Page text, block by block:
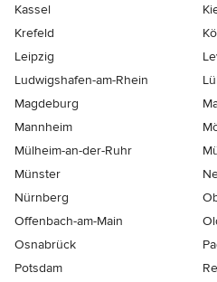
Kassel
Krefeld
Leipzig
Ludwigshafen-am-Rhein
Magdeburg
Mannheim
Mülheim-an-der-Ruhr
Münster
Nürnberg
Offenbach-am-Main
Osnabrück
Potsdam